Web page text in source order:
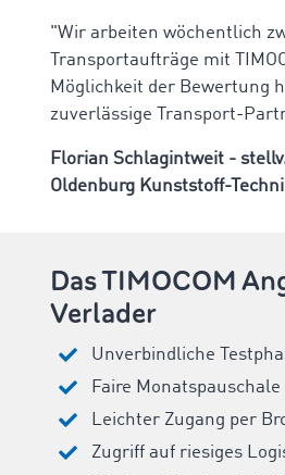
"Wir arbeiten wöchentlich
Transportaufträge mit
Möglichkeit der Bewertung
zuverlässige Transport-
Florian Schlagintweit -
Oldenburg Kunststoff-
Das TIMOCOM
Verlader
Unverbindliche
Faire Monatspauschale
Leichter Zugang per
Zugriff auf riesiges